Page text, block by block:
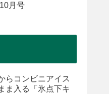
月号
らコンビニアイス
ま入る「氷点下キ